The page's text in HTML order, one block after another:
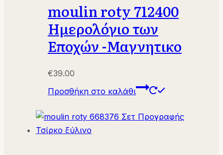
moulin roty 712400
Ημερολόγιο των
Εποχών -Μαγνητικο
€39.00
Προσθήκη στο καλάθι